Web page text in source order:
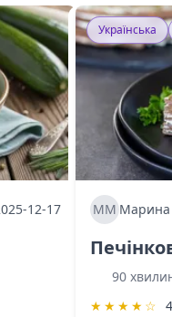
12-17
Українська
ММ
90
★ ★ ★ ★ ☆